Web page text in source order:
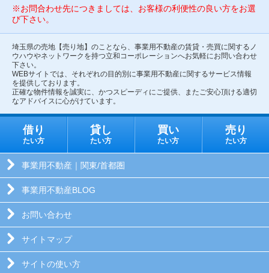
※お問合わせ先につきましては、お客様の利便性の良い方をお選
び下さい。
埼玉県の売地【売り地】のことなら、事業用不動産の賃貸・売買に関するノ
ウハウやネットワークを持つ立和コーポレーションへお気軽にお問い合わせ
下さい。
WEBサイトでは、それぞれの目的別に事業用不動産に関するサービス情報
を提供しております。
正確な物件情報を誠実に、かつスピーディにご提供、またご安心頂ける適切
なアドバイスに心がけています。
借り
たい方
貸し
たい方
買い
たい方
売り
たい方
事業用不動産｜関東/首都圏
事業用不動産BLOG
お問い合わせ
サイトマップ
サイトの使い方